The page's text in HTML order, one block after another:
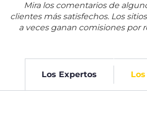
Mira los comentarios de
clientes más satisfechos. Los
a veces ganan comisiones por
Los Expertos